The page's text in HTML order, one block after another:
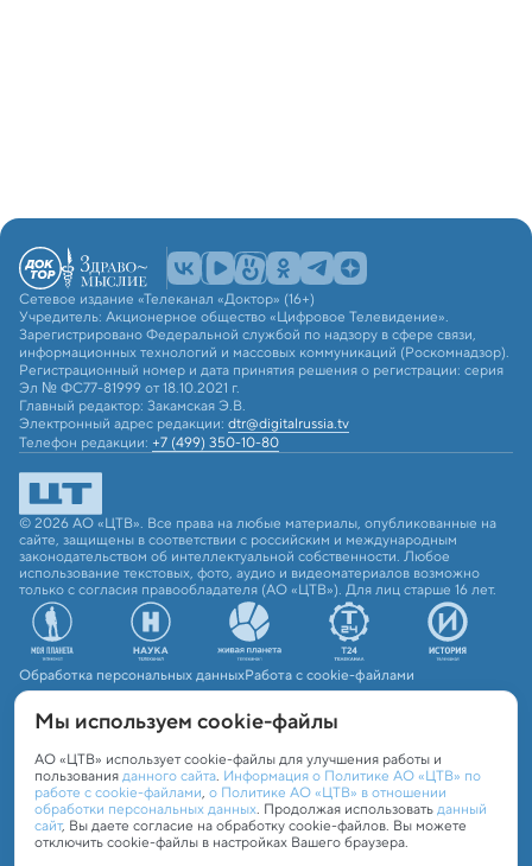
Сетевое издание «Телеканал «Доктор» (16+)
Учредитель: Акционерное общество «Цифровое Телевидение».
Зарегистрировано Федеральной службой по надзору в сфере связи,
информационных технологий и массовых коммуникаций (Роскомнадзор).
Регистрационный номер и дата принятия решения о регистрации: серия
Эл № ФС77-81999 от 18.10.2021 г.
Главный редактор: Закамская Э.В.
Электронный адрес редакции: dtr@digitalrussia.tv
Телефон редакции: +7 (499) 350-10-80
© 2026 АО «ЦТВ». Все права на любые материалы, опубликованные на
сайте, защищены в соответствии с российским и международным
законодательством об интеллектуальной собственности. Любое
использование текстовых, фото, аудио и видеоматериалов возможно
только с согласия правообладателя (АО «ЦТВ»). Для лиц старше 16 лет.
Обработка персональных данныхРабота с cookie-файлами
Мы используем сookie-файлы
АО «ЦТВ» использует cookie-файлы для улучшения работы и
пользованияданного сайта. Информация о Политике АО «ЦТВ» по
работе с cookie-файлами, о Политике АО «ЦТВ» в отношении
обработки персональных данных. Продолжая использоватьданный
сайт, Вы даете согласие на обработку cookie-файлов. Вы можете
отключить cookie-файлы в настройках Вашего браузера.